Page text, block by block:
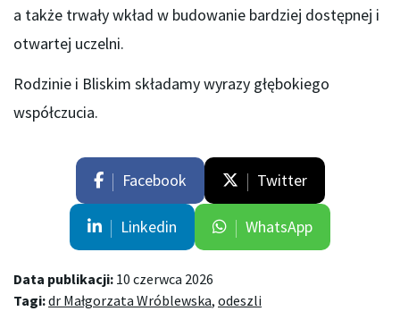
a także trwały wkład w budowanie bardziej dostępnej i
otwartej uczelni.
Rodzinie i Bliskim składamy wyrazy głębokiego
współczucia.
Facebook Twitter
Linkedin WhatsApp
Data publikacji: 10 czerwca 2026
Tagi:dr Małgorzata Wróblewska, odeszli